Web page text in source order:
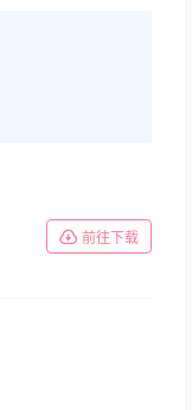
前往下载